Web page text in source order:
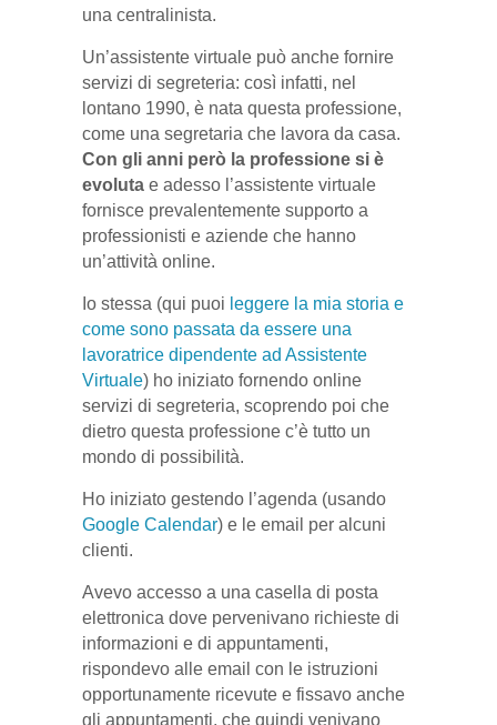
una centralinista.
Un’assistente virtuale può anche fornire
servizi di segreteria: così infatti, nel
lontano 1990, è nata questa professione,
come una segretaria che lavora da casa.
Con gli anni però la professione si è
evoluta e adesso l’assistente virtuale
fornisce prevalentemente supporto a
professionisti e aziende che hanno
un’attività online.
Io stessa (qui puoi leggere la mia storia e
come sono passata da essere una
lavoratrice dipendente ad Assistente
Virtuale) ho iniziato fornendo online
servizi di segreteria, scoprendo poi che
dietro questa professione c’è tutto un
mondo di possibilità.
Ho iniziato gestendo l’agenda (usando
Google Calendar) e le email per alcuni
clienti.
Avevo accesso a una casella di posta
elettronica dove pervenivano richieste di
informazioni e di appuntamenti,
rispondevo alle email con le istruzioni
opportunamente ricevute e fissavo anche
gli appuntamenti, che quindi venivano